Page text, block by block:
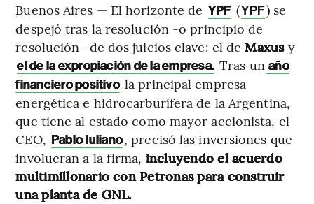
Buenos Aires — El horizonte de YPF (YPF) se
despejó tras la resolución -o principio de
resolución- de dos juicios clave: el deMaxusy
el de la expropiación de la empresa. Tras un año
financiero positivo la principal empresa
energética e hidrocarburífera de la Argentina,
que tiene al estado como mayor accionista, el
CEO, Pablo Iuliano, precisó las inversiones que
involucran a la firma, incluyendo el acuerdo
multimillonario con Petronas para construir
una planta de GNL.